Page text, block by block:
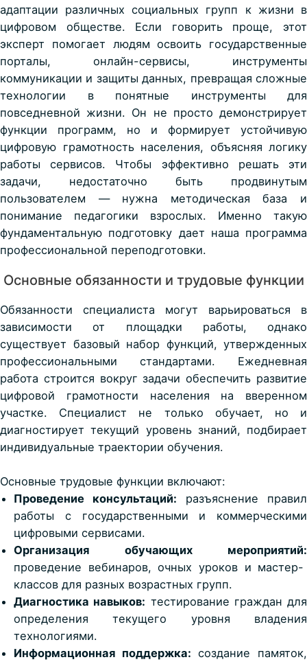
адаптации различных социальных групп к жизни в
цифровом обществе. Если говорить проще, этот
эксперт помогает людям освоить государственные
порталы, онлайн-сервисы, инструменты
коммуникации и защиты данных, превращая сложные
технологии в понятные инструменты для
повседневной жизни. Он не просто демонстрирует
функции программ, но и формирует устойчивую
цифровую грамотность населения, объясняя логику
работы сервисов. Чтобы эффективно решать эти
задачи, недостаточно быть продвинутым
пользователем — нужна методическая база и
понимание педагогики взрослых. Именно такую
фундаментальную подготовку дает наша программа
профессиональной переподготовки.
Основные обязанности и трудовые функции
Обязанности специалиста могут варьироваться в
зависимости от площадки работы, однако
существует базовый набор функций, утвержденных
профессиональными стандартами. Ежедневная
работа строится вокруг задачи обеспечить развитие
цифровой грамотности населения на вверенном
участке. Специалист не только обучает, но и
диагностирует текущий уровень знаний, подбирает
индивидуальные траектории обучения.
Основные трудовые функции включают:
Проведение консультаций: разъяснение правил
работы с государственными и коммерческими
цифровыми сервисами.
Организация обучающих мероприятий:
проведение вебинаров, очных уроков и мастер-
классов для разных возрастных групп.
Диагностика навыков: тестирование граждан для
определения текущего уровня владения
технологиями.
Информационная поддержка: создание памяток,